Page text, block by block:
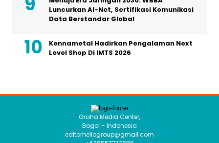
Luncurkan AI-Net, Sertifikasi Komunikasi
Data Berstandar Global
Kennametal Hadirkan Pengalaman Next
Level Shop Di IMTS 2026
Graha Media Center,
Bogor - Indonesia
editorhellogroup@gmail.com